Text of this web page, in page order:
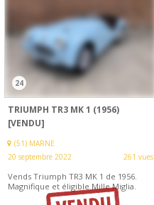
24
TRIUMPH TR3 MK 1 (1956)
[VENDU]
(51) MARNE
20 septembre 2022
261 vues
Vends Triumph TR3 MK 1 de 1956.
Magnifique et éligible Mille Miglia.